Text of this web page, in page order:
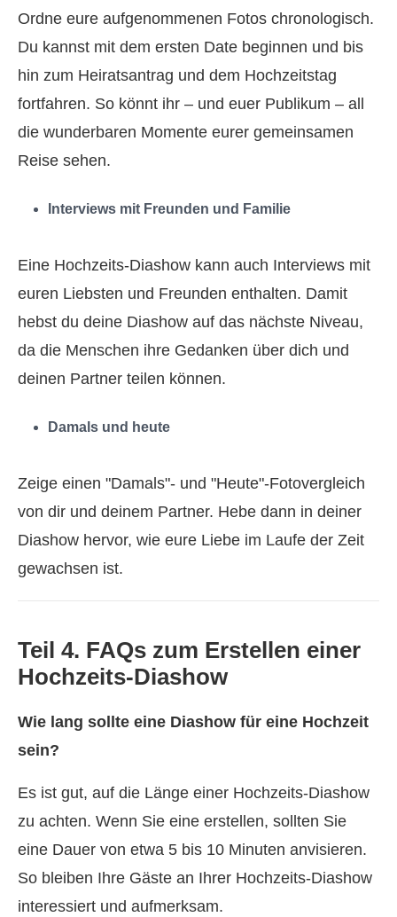
Ordne eure aufgenommenen Fotos chronologisch.
Du kannst mit dem ersten Date beginnen und bis
hin zum Heiratsantrag und dem Hochzeitstag
fortfahren. So könnt ihr – und euer Publikum – all
die wunderbaren Momente eurer gemeinsamen
Reise sehen.
Interviews mit Freunden und Familie
Eine Hochzeits‑Diashow kann auch Interviews mit
euren Liebsten und Freunden enthalten. Damit
hebst du deine Diashow auf das nächste Niveau,
da die Menschen ihre Gedanken über dich und
deinen Partner teilen können.
Damals und heute
Zeige einen "Damals"‑ und "Heute"‑Fotovergleich
von dir und deinem Partner. Hebe dann in deiner
Diashow hervor, wie eure Liebe im Laufe der Zeit
gewachsen ist.
Teil 4. FAQs zum Erstellen einer
Hochzeits‑Diashow
Wie lang sollte eine Diashow für eine Hochzeit
sein?
Es ist gut, auf die Länge einer Hochzeits-Diashow
zu achten. Wenn Sie eine erstellen, sollten Sie
eine Dauer von etwa 5 bis 10 Minuten anvisieren.
So bleiben Ihre Gäste an Ihrer Hochzeits-Diashow
interessiert und aufmerksam.